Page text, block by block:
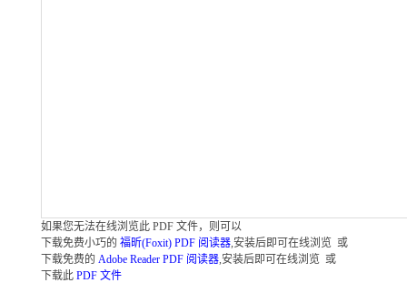
如果您无法在线浏览此 PDF 文件，则可以
下载免费小巧的 福昕(Foxit) PDF 阅读器,安装后即可在线浏览 或
下载免费的 Adobe Reader PDF 阅读器,安装后即可在线浏览 或
下载此 PDF 文件